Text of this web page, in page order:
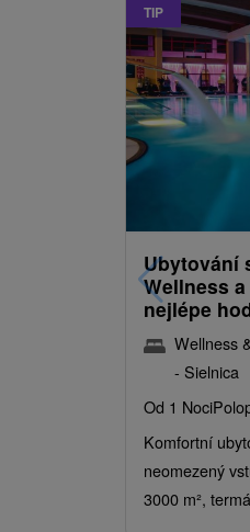
TIP
Ubytování
Wellness
nejlépe
Wellness
- Sielnica
Od 1 Noci
Komfortní
neomezený
3000 m²,